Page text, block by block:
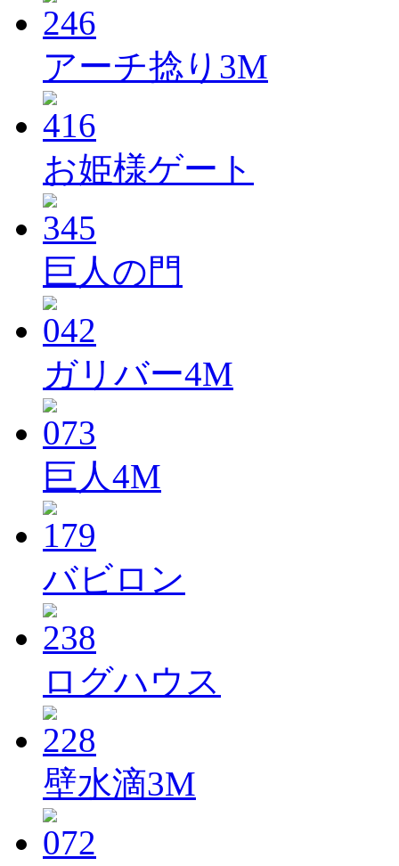
アーチ捻り3M
お姫様ゲート
巨人の門
ガリバー4M
巨人4M
バビロン
ログハウス
壁水滴3M